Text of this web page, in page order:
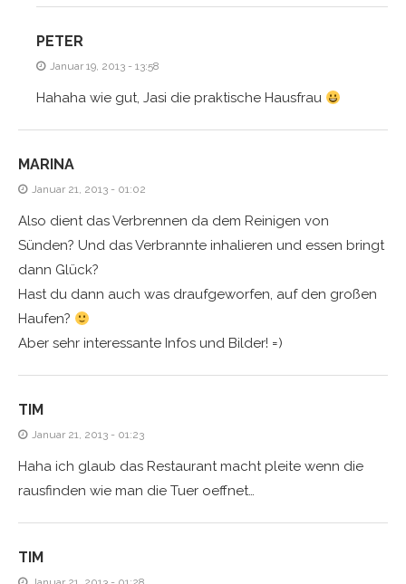
PETER
Januar 19, 2013 - 13:58
Hahaha wie gut, Jasi die praktische Hausfrau
MARINA
Januar 21, 2013 - 01:02
Also dient das Verbrennen da dem Reinigen von
Sünden? Und das Verbrannte inhalieren und essen bringt
dann Glück?
Hast du dann auch was draufgeworfen, auf den großen
Haufen?
Aber sehr interessante Infos und Bilder! =)
TIM
Januar 21, 2013 - 01:23
Haha ich glaub das Restaurant macht pleite wenn die
rausfinden wie man die Tuer oeffnet…
TIM